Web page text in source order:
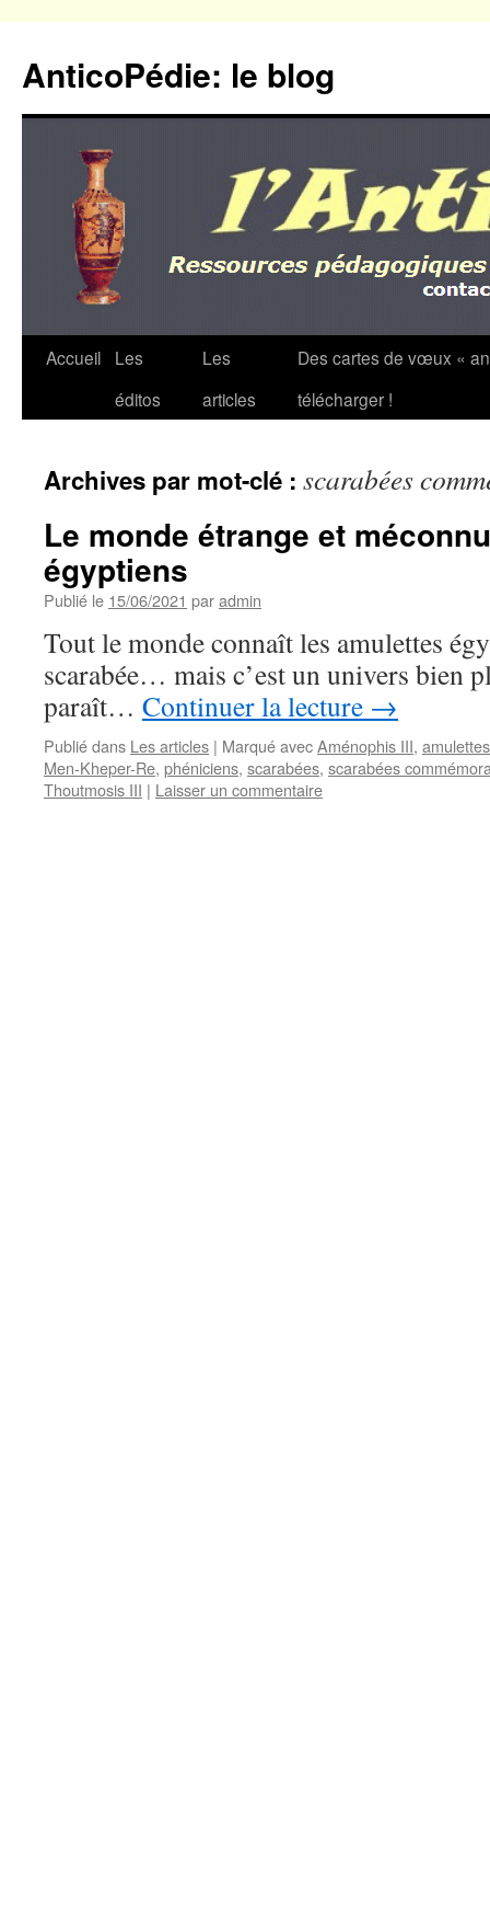
contenu
AnticoPédie: le blog
Accueil
Les
éditos
Les
articles
Des cartes de vœux «
télécharger !
Archives par mot-clé : scarabées
Le monde étrange et
égyptiens
Publié le 15/06/2021 paradmin
Tout le monde connaît les amulettes
scarabée… mais c’est un univers bien
paraît… Continuer la lecture →
Publié dans Les articles | Marqué avecAménophis III, amulettes
Men-Kheper-Re, phéniciens, scarabées, scarabées
Thoutmosis III | Laisser un commentaire